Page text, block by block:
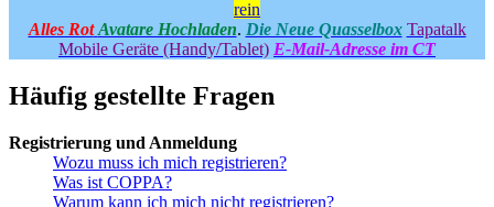
rein
Alles Rot Avatare Hochladen. Die Neue Quasselbox Tapatalk
Mobile Geräte (Handy/Tablet) E-Mail-Adresse im CT
Häufig gestellte Fragen
Registrierung und Anmeldung
Wozu muss ich mich registrieren?
Was ist COPPA?
Warum kann ich mich nicht registrieren?